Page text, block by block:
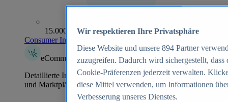
15.000+ Marken
Consumer Insights entdecken
eCommerce Insights
Detaillierte Informationen zu mehr als 39.000 Online-Shops
und Marktplätzen
Wir respektieren Ihre Privatsphäre
Diese Website und unsere 894 Partner
zuzugreifen. Dadurch wird sichergestellt,
Cookie-Präferenzen jederzeit verwalten.
diese Mittel verwenden, um Informationen
Verbesserung unseres Dienstes.